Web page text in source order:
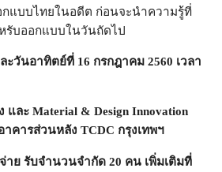
แบบไทยในอดีต ก่อนจะนำความรู้ที่
รับออกแบบในวันถัดไป
ะวันอาทิตย์ที่ 16 กรกฎาคม 2560 เวลา
และMaterial & Design Innovation
าคารส่วนหลังTCDC กรุงเทพฯ
าย รับจำนวนจำกัด 20 คน เพิ่มเติมที่